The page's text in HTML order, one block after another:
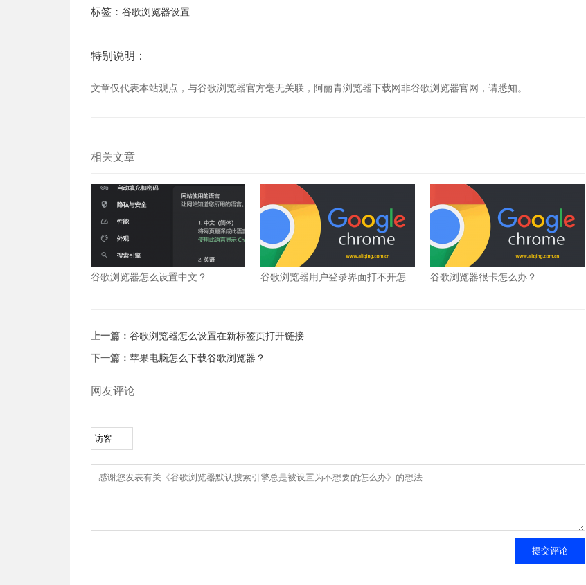
标签： 谷歌浏览器设置
特别说明：
文章仅代表本站观点，与谷歌浏览器官方毫无关联，阿丽青浏览器下载网非谷歌浏览器官网，请悉知。
相关文章
谷歌浏览器怎么设置中文？
谷歌浏览器用户登录界面打不开怎
谷歌浏览器很卡怎么办？
上一篇： 谷歌浏览器怎么设置在新标签页打开链接
下一篇： 苹果电脑怎么下载谷歌浏览器？
网友评论
提交评论